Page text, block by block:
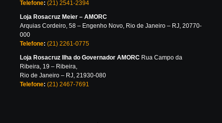
Telefone: (21) 2541-2394
Loja Rosacruz Meier – AMORC
Arquias Cordeiro, 58 – Engenho Novo, Rio de Janeiro – RJ, 20770-
000
Telefone: (21) 2261-0775
Loja Rosacruz Ilha do Governador AMORC Rua Campo da
Ribeira, 19 – Ribeira,
Rio de Janeiro – RJ, 21930-080
Telefone: (21) 2467-7691